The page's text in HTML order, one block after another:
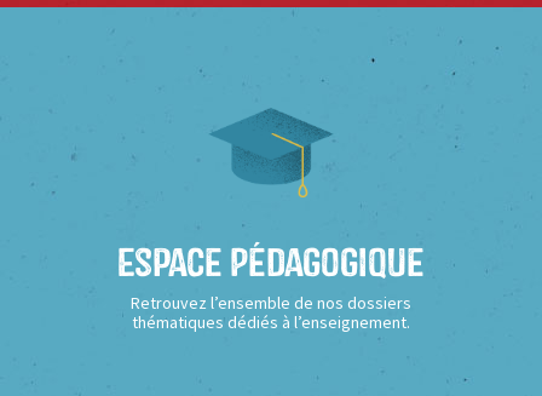
Espace Pédagogique
Retrouvez l’ensemble de nos dossiers
thématiques dédiés à l’enseignement.